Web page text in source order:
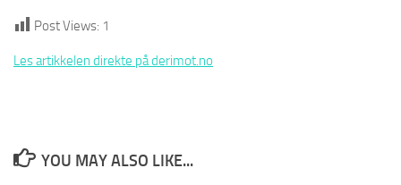
Post Views: 1
Les artikkelen direkte på derimot.no
YOU MAY ALSO LIKE...